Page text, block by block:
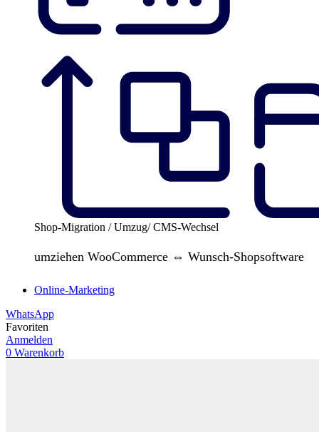
Shop-Migration / Umzug/ CMS-Wechsel
umziehen WooCommerce ⇔ Wunsch-Shopsoftware
Online-Marketing
WhatsApp
Favoriten
Anmelden
0 Warenkorb